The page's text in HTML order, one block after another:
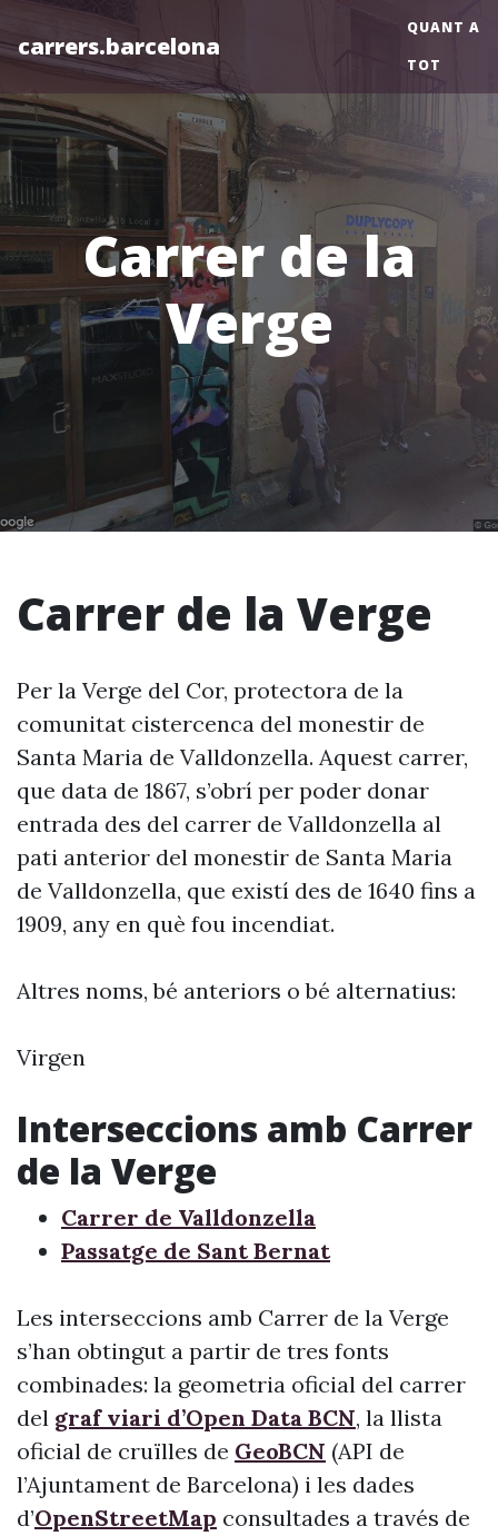
carrers.barcelona
QUANT A
TOT
Carrer de la
Verge
Carrer de la Verge
Per la Verge del Cor, protectora de la
comunitat cistercenca del monestir de
Santa Maria de Valldonzella. Aquest carrer,
que data de 1867, s’obrí per poder donar
entrada des del carrer de Valldonzella al
pati anterior del monestir de Santa Maria
de Valldonzella, que existí des de 1640 fins a
1909, any en què fou incendiat.
Altres noms, bé anteriors o bé alternatius:
Virgen
Interseccions amb Carrer
de la Verge
Carrer de Valldonzella
Passatge de Sant Bernat
Les interseccions amb Carrer de la Verge
s’han obtingut a partir de tres fonts
combinades: la geometria oficial del carrer
del graf viari d’Open Data BCN, la llista
oficial de cruïlles de GeoBCN (API de
l’Ajuntament de Barcelona) i les dades
d’OpenStreetMap consultades a través de